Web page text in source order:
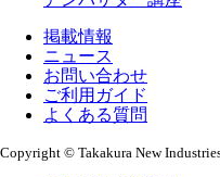
掲載情報
ニュース
お問い合わせ
ご利用ガイド
よくある質問
Copyright © Takakura New